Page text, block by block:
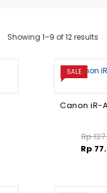
Showing 1–9 of 12 results
SALE
Canon iR-
Rp
Rp